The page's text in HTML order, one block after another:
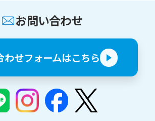
お問い合わせ
わせフォームはこちら